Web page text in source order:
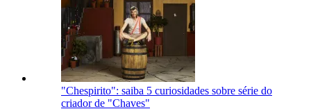
"Chespirito": saiba 5 curiosidades sobre série do
criador de "Chaves"